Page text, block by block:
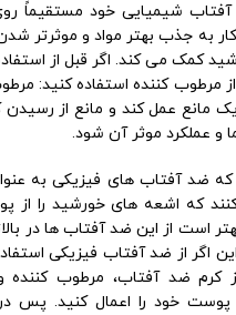
شیمیایی خود مستقیماً
به جذب بهتر مواد و موثرتر
کمک می کند. اگر قبل از
مرطوب کننده استفاده کنید:
مانع عمل کند و مانع از
عملکرد موثر آن شود.
که ضد آفتاب های فیزیکی به
که اشعه های خورشید را از
است از این ضد آفتاب ها در
اگر از ضد آفتاب فیزیکی
کرم ضد آفتاب، مرطوب
پوست خود را اعمال كنيد. پس